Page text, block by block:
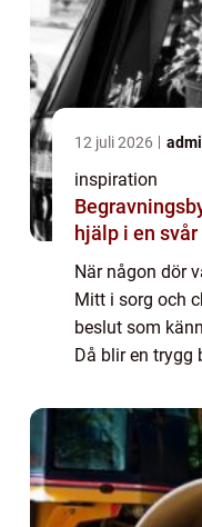
12 juli 2026
inspiration
hjälp i en svår
När någon dör
Mitt i sorg och
beslut som
Då blir en trygg